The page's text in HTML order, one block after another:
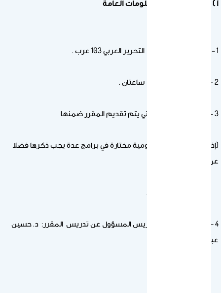
أ ) تحديد المقرر والمعلومات العامة
1 – اسم المقرر و رقمه: التحرير العربي 103 عرب .
2 – الساعات المعتمدة: ساعتان .
3 – البرنامج أو البرامج التي يتم تقديم المقرر ضمنها
(إذا كان هناك أشياء عمومية مختارة في برامج عدة يجب ذكرها فضلا
عن ذكر البرامج)
كل التخصصات .
4 – اسم عضو هيئة التدريس المسؤول عن تدريس المقرر: د. حسين
عبد الله المناصرة